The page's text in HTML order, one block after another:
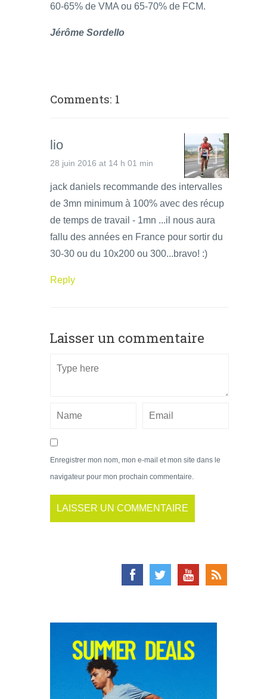
60-65% de VMA ou 65-70% de FCM.
Jérôme Sordello
Comments: 1
lio
28 juin 2016 at 14 h 01 min
jack daniels recommande des intervalles
de 3mn minimum à 100% avec des récup
de temps de travail - 1mn ...il nous aura
fallu des années en France pour sortir du
30-30 ou du 10x200 ou 300...bravo! :)
Reply
Laisser un commentaire
Enregistrer mon nom, mon e-mail et mon site dans le
navigateur pour mon prochain commentaire.